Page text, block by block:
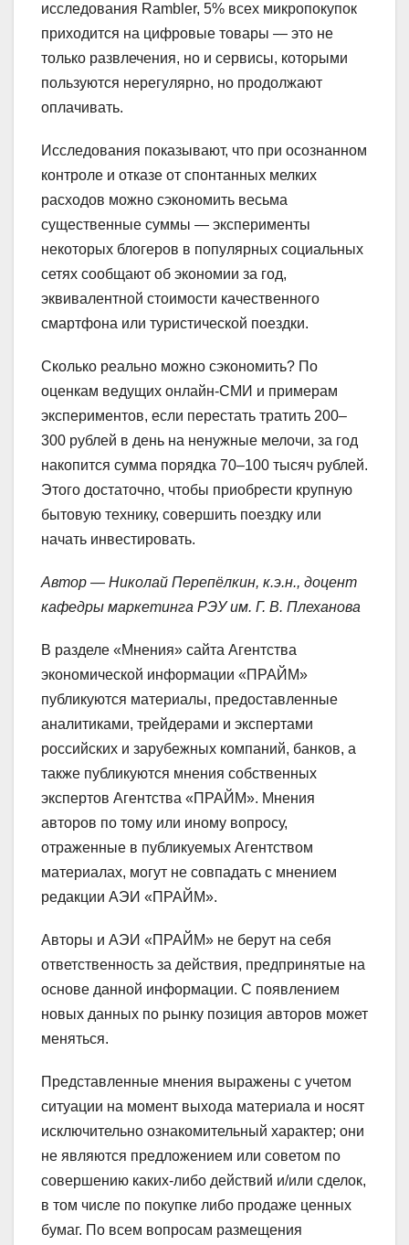
исследования Rambler, 5% всех микропокупок
приходится на цифровые товары — это не
только развлечения, но и сервисы, которыми
пользуются нерегулярно, но продолжают
оплачивать.
Исследования показывают, что при осознанном
контроле и отказе от спонтанных мелких
расходов можно сэкономить весьма
существенные суммы — эксперименты
некоторых блогеров в популярных социальных
сетях сообщают об экономии за год,
эквивалентной стоимости качественного
смартфона или туристической поездки.
Сколько реально можно сэкономить? По
оценкам ведущих онлайн-СМИ и примерам
экспериментов, если перестать тратить 200–
300 рублей в день на ненужные мелочи, за год
накопится сумма порядка 70–100 тысяч рублей.
Этого достаточно, чтобы приобрести крупную
бытовую технику, совершить поездку или
начать инвестировать.
Автор — Николай Перепёлкин, к.э.н., доцент
кафедры маркетинга РЭУ им. Г. В. Плеханова
В разделе «Мнения» сайта Агентства
экономической информации «ПРАЙМ»
публикуются материалы, предоставленные
аналитиками, трейдерами и экспертами
российских и зарубежных компаний, банков, а
также публикуются мнения собственных
экспертов Агентства «ПРАЙМ». Мнения
авторов по тому или иному вопросу,
отраженные в публикуемых Агентством
материалах, могут не совпадать с мнением
редакции АЭИ «ПРАЙМ».
Авторы и АЭИ «ПРАЙМ» не берут на себя
ответственность за действия, предпринятые на
основе данной информации. С появлением
новых данных по рынку позиция авторов может
меняться.
Представленные мнения выражены с учетом
ситуации на момент выхода материала и носят
исключительно ознакомительный характер; они
не являются предложением или советом по
совершению каких-либо действий и/или сделок,
в том числе по покупке либо продаже ценных
бумаг. По всем вопросам размещения